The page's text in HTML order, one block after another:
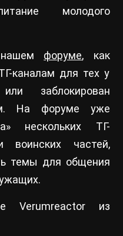
молодого
нашем форуме, как
каналам для тех у
заблокирован
На форуме уже
нескольких ТГ-
воинских частей,
темы для общения
Verumreactor из